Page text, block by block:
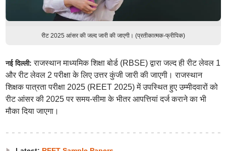
रीट 2025 आंसर की जल्द जारी की जाएगी। (प्रतीकात्मक-फ्रीपिक)
नई दिल्ली:राजस्थान माध्यमिक शिक्षा बोर्ड (RBSE) द्वारा जल्द ही रीट लेवल 1
और रीट लेवल 2 परीक्षा के लिए उत्तर कुंजी जारी की जाएगी। राजस्थान
शिक्षक पात्रता परीक्षा 2025 (REET 2025) में उपस्थित हुए उम्मीदवारों को
रीट आंसर की 2025 पर समय-सीमा के भीतर आपत्तियां दर्ज कराने का भी
मौका दिया जाएगा।